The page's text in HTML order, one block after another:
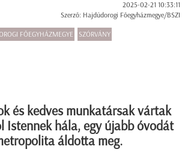
2025-02-21 10:33:11
Szerző: Hajdúdorogi Főegyházmegye/BSZI
FŐEGYHÁZMEGYE SZÓRVÁNY
és kedves munkatársak vártak
hála, egy újabb óvodát
áldotta meg.